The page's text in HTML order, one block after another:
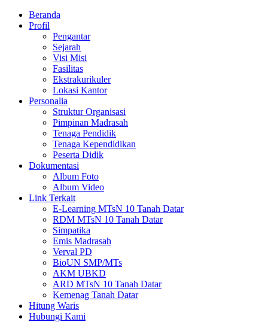
Beranda
Profil
Pengantar
Sejarah
Visi Misi
Fasilitas
Ekstrakurikuler
Lokasi Kantor
Personalia
Struktur Organisasi
Pimpinan Madrasah
Tenaga Pendidik
Tenaga Kependidikan
Peserta Didik
Dokumentasi
Album Foto
Album Video
Link Terkait
E-Learning MTsN 10 Tanah Datar
RDM MTsN 10 Tanah Datar
Simpatika
Emis Madrasah
Verval PD
BioUN SMP/MTs
AKM UBKD
ARD MTsN 10 Tanah Datar
Kemenag Tanah Datar
Hitung Waris
Hubungi Kami